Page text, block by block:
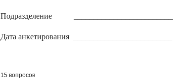
Подразделение
Дата анкетирования
15 вопросов